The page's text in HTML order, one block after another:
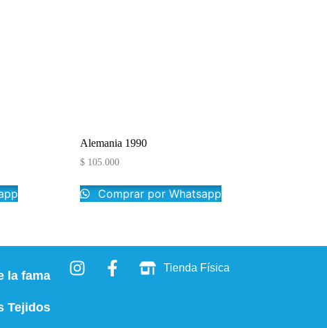
Alemania 1990
$ 105.000
Comprar por Whatsapp
la fama
Tejidos
Tienda Física